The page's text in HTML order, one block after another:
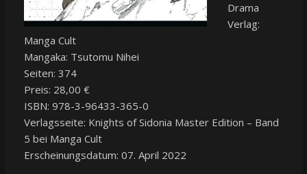
Drama
Verlag:
Manga Cult
Mangaka: Tsutomu Nihei
Seiten: 374
Preis: 28,00 €
ISBN: 978-3-96433-365-0
Verlagsseite: Knights of Sidonia Master Edition – Band
5 bei Manga Cult
Erscheinungsdatum: 07. April 2022